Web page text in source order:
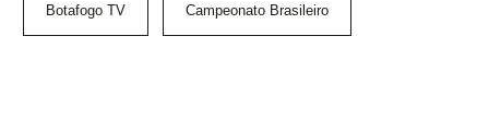
Botafogo TV Campeonato Brasileiro